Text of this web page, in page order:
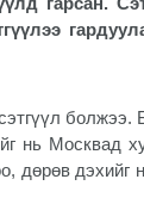
болжээ.
нь Москвад
дөрөв дэхийг